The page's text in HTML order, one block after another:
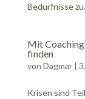
Bedürfnisse
Mit
finden
von Dagmar|
Krisen sind